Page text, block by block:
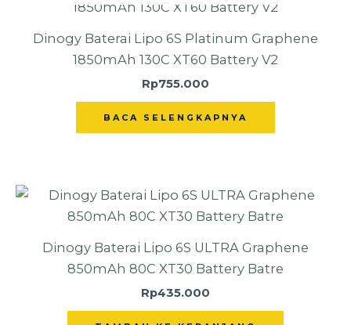
Dinogy Baterai Lipo 6S Platinum Graphene
1850mAh 130C XT60 Battery V2
Rp755.000
BACA SELENGKAPNYA
Dinogy Baterai Lipo 6S ULTRA Graphene
850mAh 80C XT30 Battery Batre
Rp435.000